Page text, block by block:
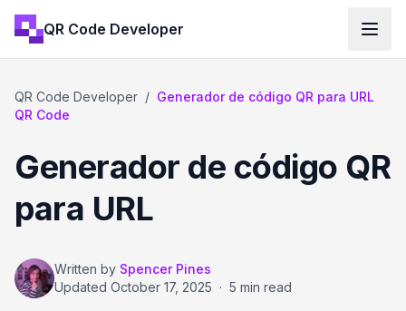
QR Code Developer
QR Code Developer / Generador de código QR para URL
QR Code
Generador de código QR
para URL
Written by Spencer Pines
Updated October 17, 2025 · 5 min read